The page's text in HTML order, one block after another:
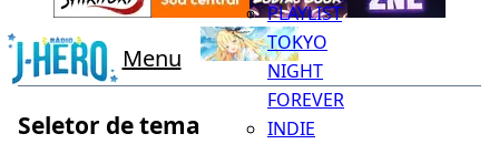
Menu
PLAYLIST
TOKYO
NIGHT
FOREVER
INDIE
Seletor de tema